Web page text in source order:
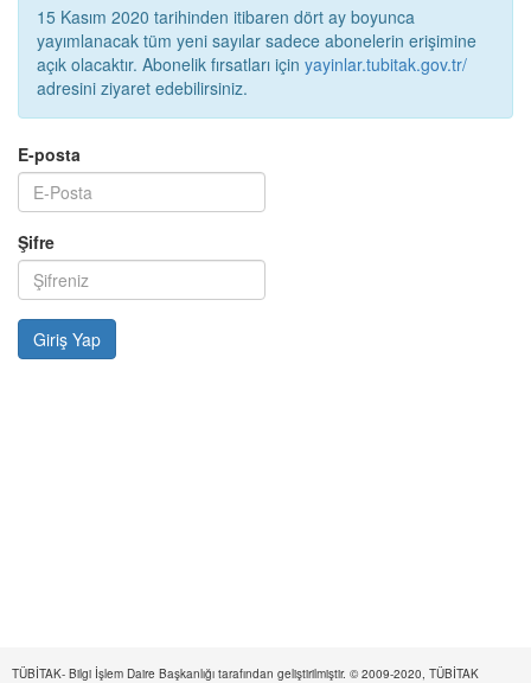
15 Kasım 2020 tarihinden itibaren dört ay boyunca
yayımlanacak tüm yeni sayılar sadece abonelerin erişimine
açık olacaktır. Abonelik fırsatları için yayinlar.tubitak.gov.tr/
adresini ziyaret edebilirsiniz.
E-posta
Şifre
TÜBİTAK- Bilgi İşlem Daire Başkanlığı tarafından geliştirilmiştir. © 2009-2020, TÜBİTAK